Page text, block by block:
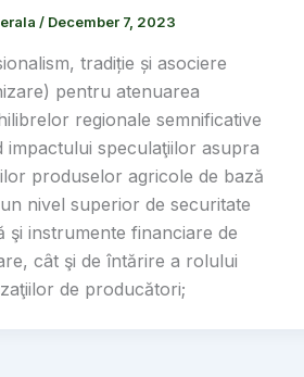
/ December 7, 2023
tradiție și asociere
pentru atenuarea
regionale semnificative
impactului speculaţiilor asupra
produselor agricole de bază
nivel superior de securitate
şi instrumente financiare de
cât şi de întărire a rolului
de producători;